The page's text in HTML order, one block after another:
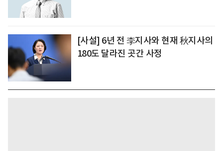
[사설] 6년 전 李지사와 현재 秋지사의
180도 달라진 곳간 사정